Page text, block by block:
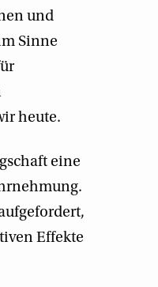
und
Sinne
heute.
eine
Effekte